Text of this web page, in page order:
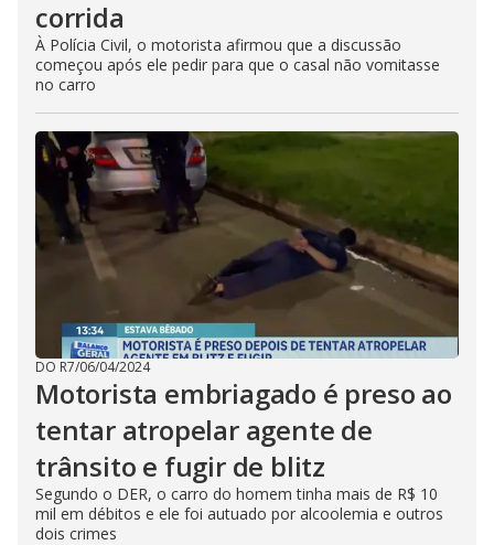
corrida
À Polícia Civil, o motorista afirmou que a discussão
começou após ele pedir para que o casal não vomitasse
no carro
DO R7/06/04/2024
Motorista embriagado é preso ao
tentar atropelar agente de
trânsito e fugir de blitz
Segundo o DER, o carro do homem tinha mais de R$ 10
mil em débitos e ele foi autuado por alcoolemia e outros
dois crimes